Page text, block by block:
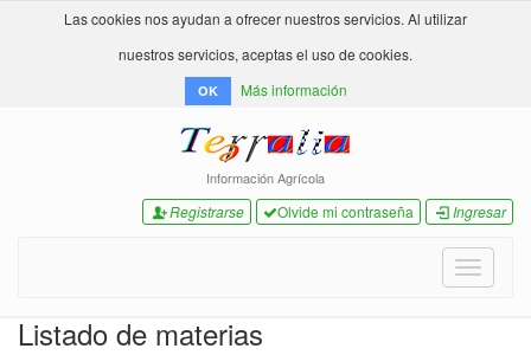
Las cookies nos ayudan a ofrecer nuestros servicios. Al utilizar
nuestros servicios, aceptas el uso de cookies.
OK Más información
Información Agrícola
Registrarse Olvide mi contraseña Ingresar
Toggle
Listado de materias